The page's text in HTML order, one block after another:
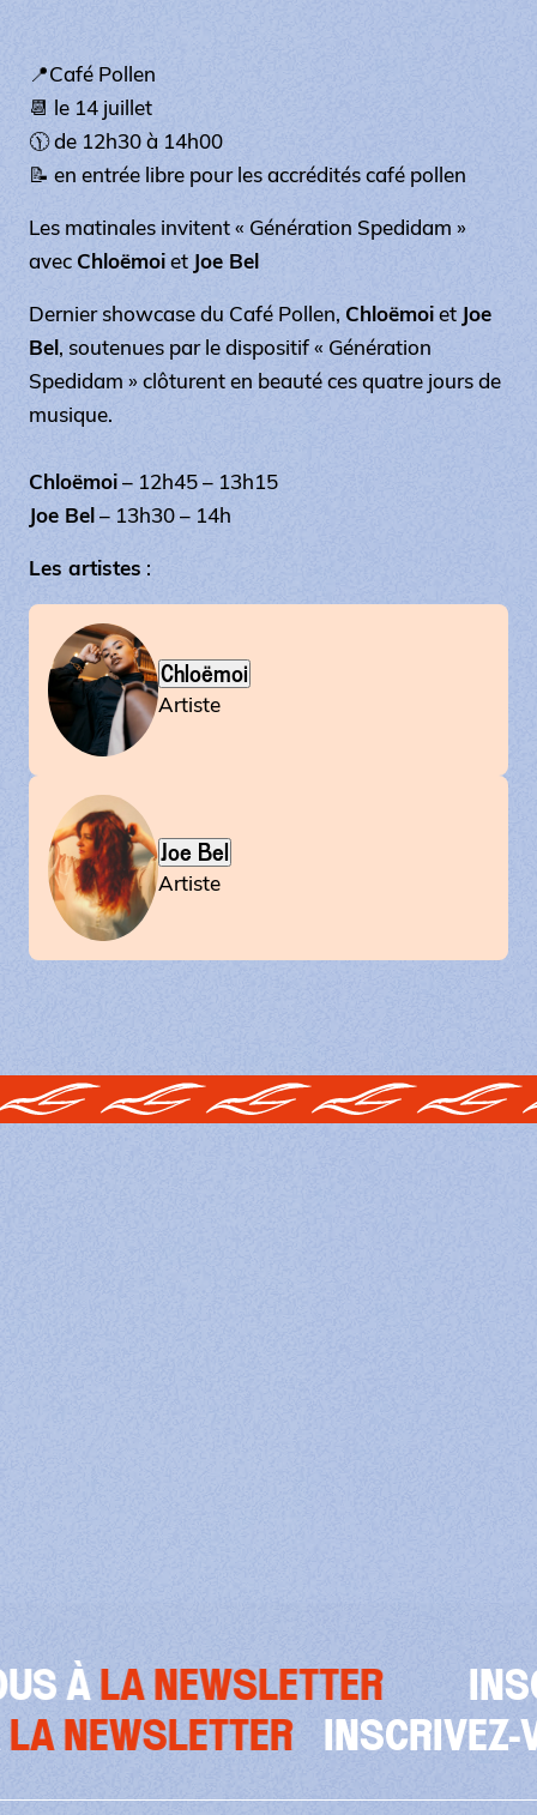
📍Café Pollen
📆 le 14 juillet
🕦 de 12h30 à 14h00
📝 en entrée libre pour les accrédités café pollen
Les matinales invitent « Génération Spedidam »
avec Chloëmoiet Joe Bel
Dernier showcase du Café Pollen, Chloëmoiet Joe
Bel, soutenues par le dispositif « Génération
Spedidam » clôturent en beauté ces quatre jours de
musique.
Chloëmoi– 12h45 – 13h15
Joe Bel– 13h30 – 14h
Les artistes :
Chloëmoi
Artiste
Joe Bel
Artiste
INSCRIVEZ-VOUS À
VOUS ÀLA